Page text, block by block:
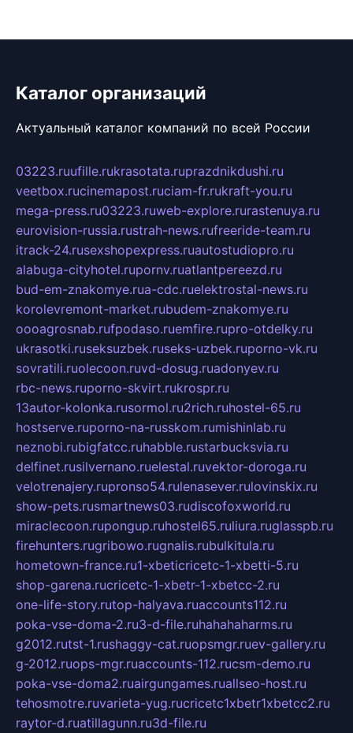
Каталог организаций
Актуальный каталог компаний по всей России
03223.ruufille.rukrasotata.ruprazdnikdushi.ru
veetbox.rucinemapost.ruciam-fr.rukraft-you.ru
mega-press.ru03223.ruweb-explore.rurastenuya.ru
eurovision-russia.rustrah-news.rufreeride-team.ru
itrack-24.rusexshopexpress.ruautostudiopro.ru
alabuga-cityhotel.rupornv.ruatlantpereezd.ru
bud-em-znakomye.rua-cdc.ruelektrostal-news.ru
korolevremont-market.rubudem-znakomye.ru
oooagrosnab.rufpodaso.ruemfire.rupro-otdelky.ru
ukrasotki.ruseksuzbek.ruseks-uzbek.ruporno-vk.ru
sovratili.ruolecoon.ruvd-dosug.ruadonyev.ru
rbc-news.ruporno-skvirt.rukrospr.ru
13autor-kolonka.rusormol.ru2rich.ruhostel-65.ru
hostserve.ruporno-na-russkom.rumishinlab.ru
neznobi.rubigfatcc.ruhabble.rustarbucksvia.ru
delfinet.rusilvernano.ruelestal.ruvektor-doroga.ru
velotrenajery.rupronso54.rulenasever.rulovinskix.ru
show-pets.rusmartnews03.rudiscofoxworld.ru
miraclecoon.rupongup.ruhostel65.ruliura.ruglasspb.ru
firehunters.rugribowo.rugnalis.rubulkitula.ru
hometown-france.ru1-xbeticricetc-1-xbetti-5.ru
shop-garena.rucricetc-1-xbetr-1-xbetcc-2.ru
one-life-story.rutop-halyava.ruaccounts112.ru
poka-vse-doma-2.ru3-d-file.ruhahahaharms.ru
g2012.rutst-1.rushaggy-cat.ruopsmgr.ruev-gallery.ru
g-2012.ruops-mgr.ruaccounts-112.rucsm-demo.ru
poka-vse-doma2.ruairgungames.ruallseo-host.ru
tehosmotre.ruvarieta-yug.rucricetc1xbetr1xbetcc2.ru
raytor-d.ruatillagunn.ru3d-file.ru